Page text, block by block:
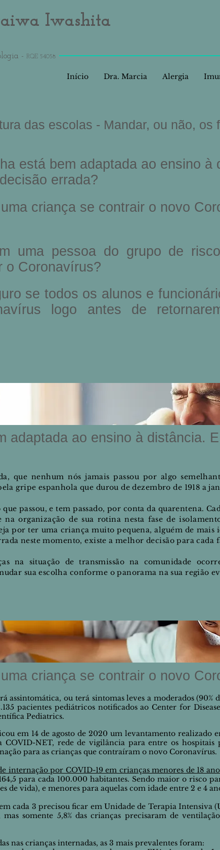
Iwashita
- RQE 54058
Início Dra. Marcia Alergia
das escolas - Mandar, ou não, os
está bem adaptada ao ensino à
errada?
criança se contrair o novo
uma pessoa do grupo de
o Coronavírus?
se todos os alunos e
logo antes de
adaptada ao ensino à distância.
que nenhum nós jamais passou por algo
gripe espanhola que durou de dezembro de 1918 a
que passou, e tem passado, por conta da quarentena.
organização de sua rotina nesta fase de
por ter uma criança muito pequena, alguém de mais
neste momento, existe a melhor decisão para
na situação de transmissão na comunidade
sua escolha conforme o panorama na sua região
criança se contrair o novo
assintomática, ou terá sintomas leves a moderados (90%
pacientes pediátricos notificados ao Center for
Pediatrics.
em 14 de agosto de 2020 um levantamento realizado
COVID-NET, rede de vigilância para entre os hospitais
para as crianças que contraíram o novo Coronavírus.
internação por COVID-19 em crianças menores de 18
para cada 100.000 habitantes. Sendo maior o risco
de vida), e menores para aquelas com idade entre 2 e 4
cada 3 precisou ficar em Unidade de Terapia Intensiva
mas somente 5,8% das crianças precisaram de ventilação
nas crianças internadas, as 3 mais prevalentes foram: